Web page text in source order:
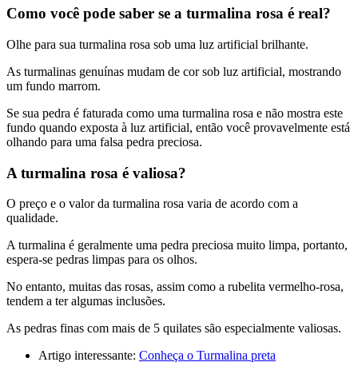
Como você pode saber se a turmalina rosa é real?
Olhe para sua turmalina rosa sob uma luz artificial brilhante.
As turmalinas genuínas mudam de cor sob luz artificial, mostrando
um fundo marrom.
Se sua pedra é faturada como uma turmalina rosa e não mostra este
fundo quando exposta à luz artificial, então você provavelmente está
olhando para uma falsa pedra preciosa.
A turmalina rosa é valiosa?
O preço e o valor da turmalina rosa varia de acordo com a
qualidade.
A turmalina é geralmente uma pedra preciosa muito limpa, portanto,
espera-se pedras limpas para os olhos.
No entanto, muitas das rosas, assim como a rubelita vermelho-rosa,
tendem a ter algumas inclusões.
As pedras finas com mais de 5 quilates são especialmente valiosas.
Artigo interessante: Conheça o Turmalina preta